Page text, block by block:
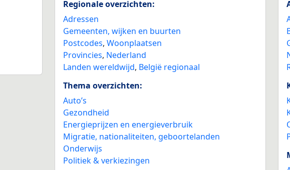
Regionale overzichten:
Adressen
Gemeenten, wijken en buurten
Postcodes,Woonplaatsen
Provincies, Nederland
Landen wereldwijd, België regionaal
Thema overzichten:
Auto’s
Gezondheid
Energieprijzen en energieverbruik
Migratie, nationaliteiten, geboortelanden
Onderwijs
Politiek & verkiezingen